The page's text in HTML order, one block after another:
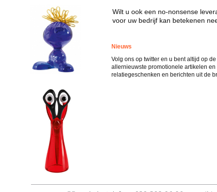
Wilt u ook een no-nonsense
voor uw bedrijf kan betekenen
Nieuws
Volg ons op twitter en u bent altijd op
allernieuwste promotionele artikelen en
relatiegeschenken en berichten uit de